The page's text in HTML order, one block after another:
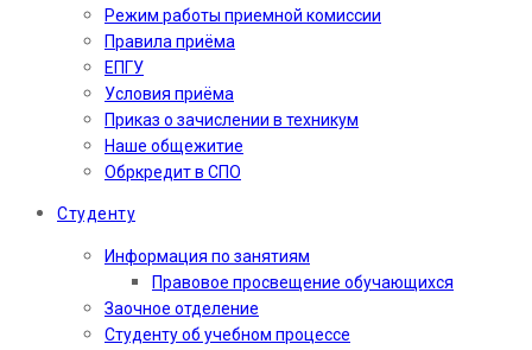
Режим работы приемной комиссии
Правила приёма
ЕПГУ
Условия приёма
Приказ о зачислении в техникум
Наше общежитие
Обркредит в СПО
Студенту
Информация по занятиям
Правовое просвещение обучающихся
Заочное отделение
Студенту об учебном процессе